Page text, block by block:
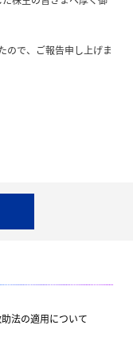
ので、ご報告申し上げま
法の適用について